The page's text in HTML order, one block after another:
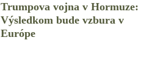
Trumpova vojna v Hormuze:
Výsledkom bude vzbura v
Európe